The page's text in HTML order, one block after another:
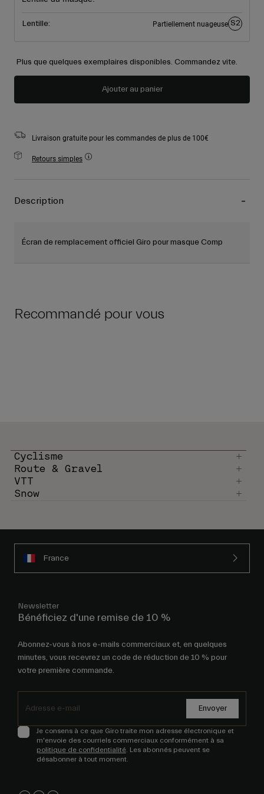
Lentille: Partiellement nuageuse S2
Plus que quelques exemplaires disponibles. Commandez vite.
Ajouter au panier
Livraison gratuite pour les commandes de plus de 100€
Retours simples
Description
Écran de remplacement officiel Giro pour masque Comp
Recommandé pour vous
Cyclisme
Route & Gravel
VTT
Snow
France
Newsletter
Bénéficiez d'une remise de 10 %
Abonnez-vous à nos e-mails commerciaux et, en quelques
minutes, vous recevrez un code de réduction de 10 % pour
votre première commande.
Envoyer
Je consens à ce que Giro traite mon adresse électronique et
m'envoie des courriels commerciaux conformément à sa
politique de confidentialité. Les abonnés peuvent se
désabonner à tout moment.